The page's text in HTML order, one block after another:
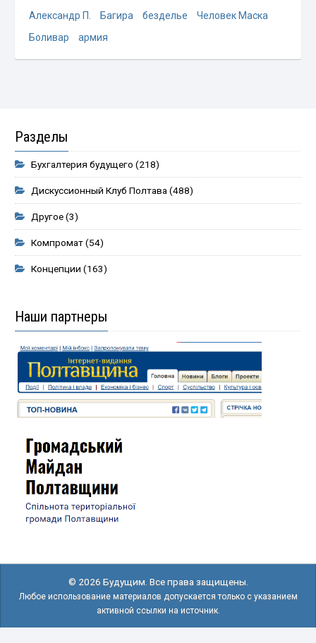
Александр П.
Багира безделье
Человек Маска
Боливар
армия
Разделы
Бухгалтерия будущего (218)
Дискуссионный Клуб Полтава (488)
Другое(3)
Компромат(54)
Концепции (163)
Наши партнеры
© 2026 Будущим. Все права защищены.
Любое использование материалов допускается только с указанием
активной ссылки на источник.